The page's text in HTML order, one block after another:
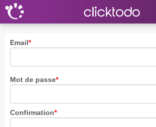
Paramètres
EN
DE
Email*
Mot de passe*
Confirmation*